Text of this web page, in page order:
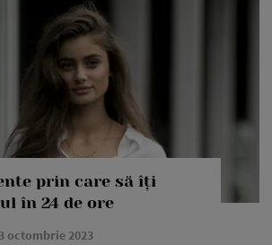
prin care să îți
în 24 de ore
octombrie 2023